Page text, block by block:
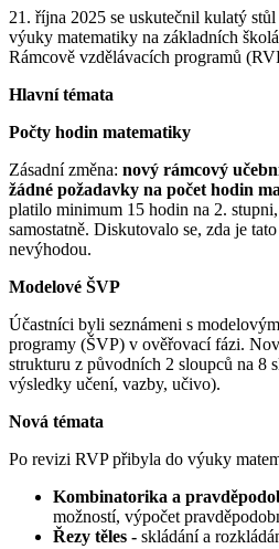
21. října 2025 se uskutečnil kulatý
výuky matematiky na základních
Rámcově vzdělávacích programů
Hlavní témata
Počty hodin matematiky
Zásadní změna: nový rámcový
žádné požadavky na počet hodin
platilo minimum 15 hodin na 2.
samostatně. Diskutovalo se, zda je
nevýhodou.
Modelové ŠVP
Účastníci byli seznámeni s
programy (ŠVP) v ověřovací fázi.
strukturu z původních 2 sloupců na 8
výsledky učení, vazby, učivo).
Nová témata
Po revizi RVP přibyla do výuky
Kombinatorika a
možností, výpočet
Řezy těles ‑ skládání a